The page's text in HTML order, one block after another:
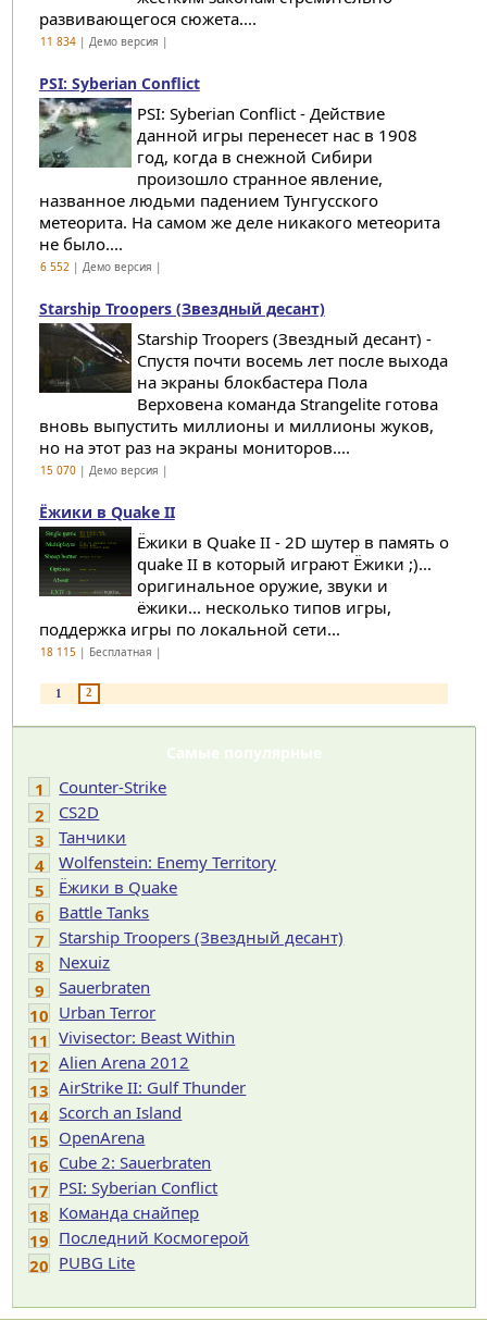
развивающегося сюжета....
11 834| Демо версия |
PSI: Syberian Conflict
PSI: Syberian Conflict - Действие
данной игры перенесет нас в 1908
год, когда в снежной Сибири
произошло странное явление,
названное людьми падением Тунгусского
метеорита. На самом же деле никакого метеорита
не было....
6 552| Демо версия |
Starship Troopers (Звездный десант)
Starship Troopers (Звездный десант) -
Спустя почти восемь лет после выхода
на экраны блокбастера Пола
Верховена команда Strangelite готова
вновь выпустить миллионы и миллионы жуков,
но на этот раз на экраны мониторов....
15 070| Демо версия |
Ёжики в Quake II
Ёжики в Quake II - 2D шутер в память о
quake II в который играют Ёжики ;)...
оригинальное оружие, звуки и
ёжики... несколько типов игры,
поддержка игры по локальной сети...
18 115| Бесплатная |
1 2
Самые популярные
1
Counter-Strike
2
CS2D
3
Танчики
4
Wolfenstein: Enemy Territory
5
Ёжики в Quake
6
Battle Tanks
7
Starship Troopers (Звездный десант)
8
Nexuiz
9
Sauerbraten
10 Urban Terror
11 Vivisector: Beast Within
12 Alien Arena 2012
13 AirStrike II: Gulf Thunder
14 Scorch an Island
15 OpenArena
16 Cube 2: Sauerbraten
17 PSI: Syberian Conflict
18 Команда снайпер
19 Последний Космогерой
20 PUBG Lite